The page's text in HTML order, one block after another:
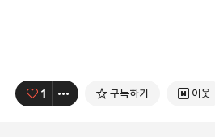
1 구독하기 이웃